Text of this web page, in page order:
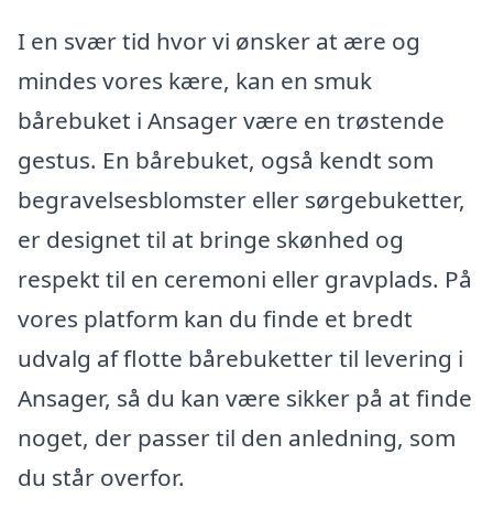
I en svær tid hvor vi ønsker at ære og
mindes vores kære, kan en smuk
bårebuket i Ansager være en trøstende
gestus. En bårebuket, også kendt som
begravelsesblomster eller sørgebuketter,
er designet til at bringe skønhed og
respekt til en ceremoni eller gravplads. På
vores platform kan du finde et bredt
udvalg af flotte bårebuketter til levering i
Ansager, så du kan være sikker på at finde
noget, der passer til den anledning, som
du står overfor.